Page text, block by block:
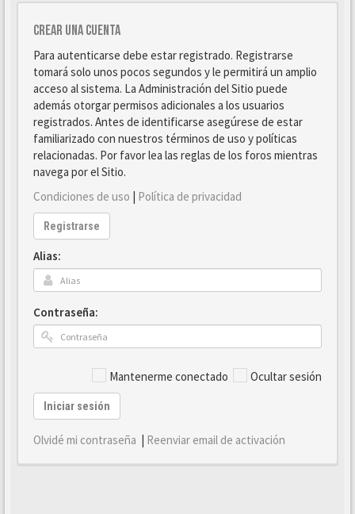
Crear una cuenta
Para autenticarse debe estar registrado. Registrarse
tomará solo unos pocos segundos y le permitirá un amplio
acceso al sistema. La Administración del Sitio puede
además otorgar permisos adicionales a los usuarios
registrados. Antes de identificarse asegúrese de estar
familiarizado con nuestros términos de uso y políticas
relacionadas. Por favor lea las reglas de los foros mientras
navega por el Sitio.
Condiciones de uso | Política de privacidad
Registrarse
Alias:
Contraseña:
Mantenerme conectado Ocultar sesión
Iniciar sesión
Olvidé mi contraseña | Reenviar email de activación